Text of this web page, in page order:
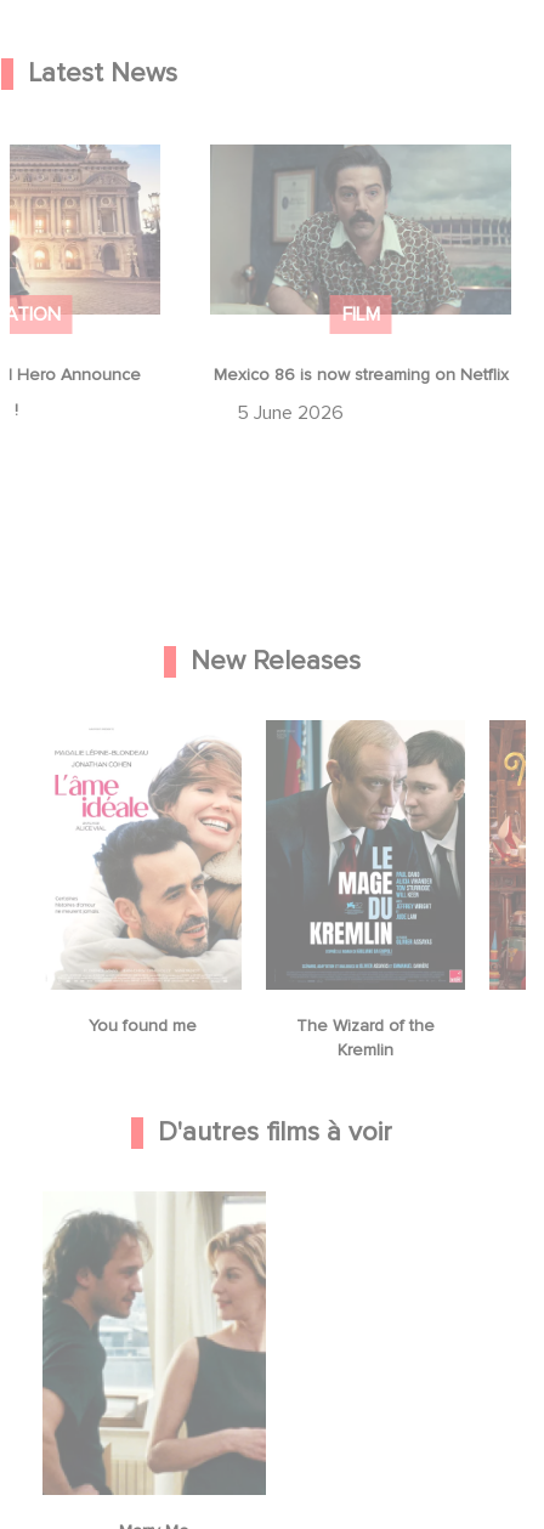
Latest News
Hero Announce
!
Hero Announce
!
FILM
Mexico 86 is now streaming on Netflix
5 June 2026
Mexico 86 is now streaming on
New Releases
You found me
The Wizard of the
Kremlin
D'autres films à voir